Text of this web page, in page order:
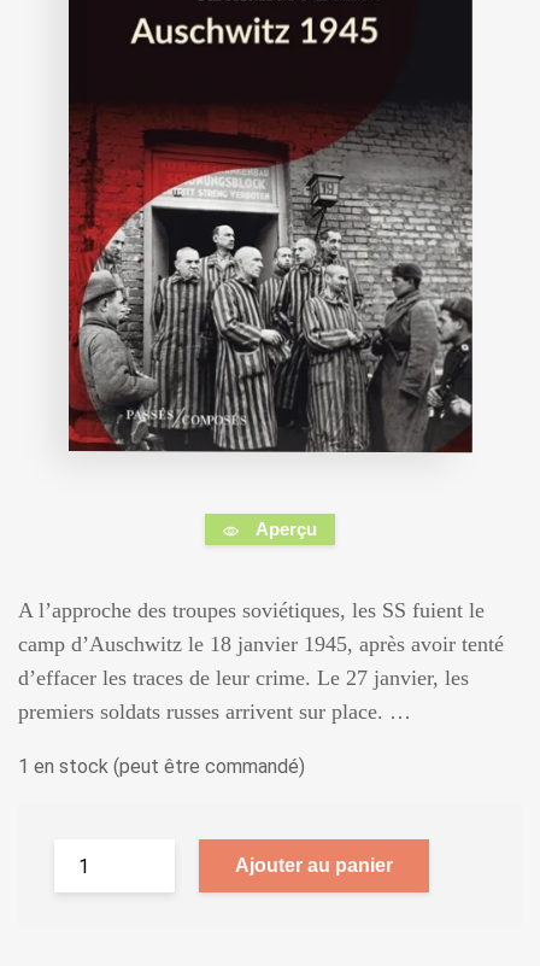
Aperçu
A l’approche des troupes soviétiques, les SS fuient le
camp d’Auschwitz le 18 janvier 1945, après avoir tenté
d’effacer les traces de leur crime. Le 27 janvier, les
premiers soldats russes arrivent sur place. …
1 en stock (peut être commandé)
Ajouter au panier